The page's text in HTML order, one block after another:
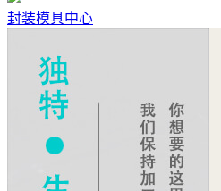
封装模具中心